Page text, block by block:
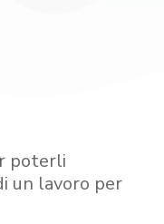
poterli
un lavoro per